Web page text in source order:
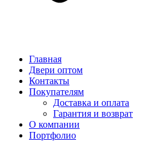
Главная
Двери оптом
Контакты
Покупателям
Доставка и оплата
Гарантия и возврат
О компании
Портфолио